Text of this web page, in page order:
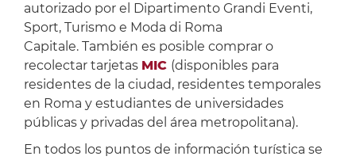
autorizado por el Dipartimento Grandi Eventi,
Sport, Turismo e Moda di Roma
Capitale. También es posible comprar o
recolectar tarjetas MIC (disponibles para
residentes de la ciudad, residentes temporales
en Roma y estudiantes de universidades
públicas y privadas del área metropolitana).
En todos los puntos de información turística se